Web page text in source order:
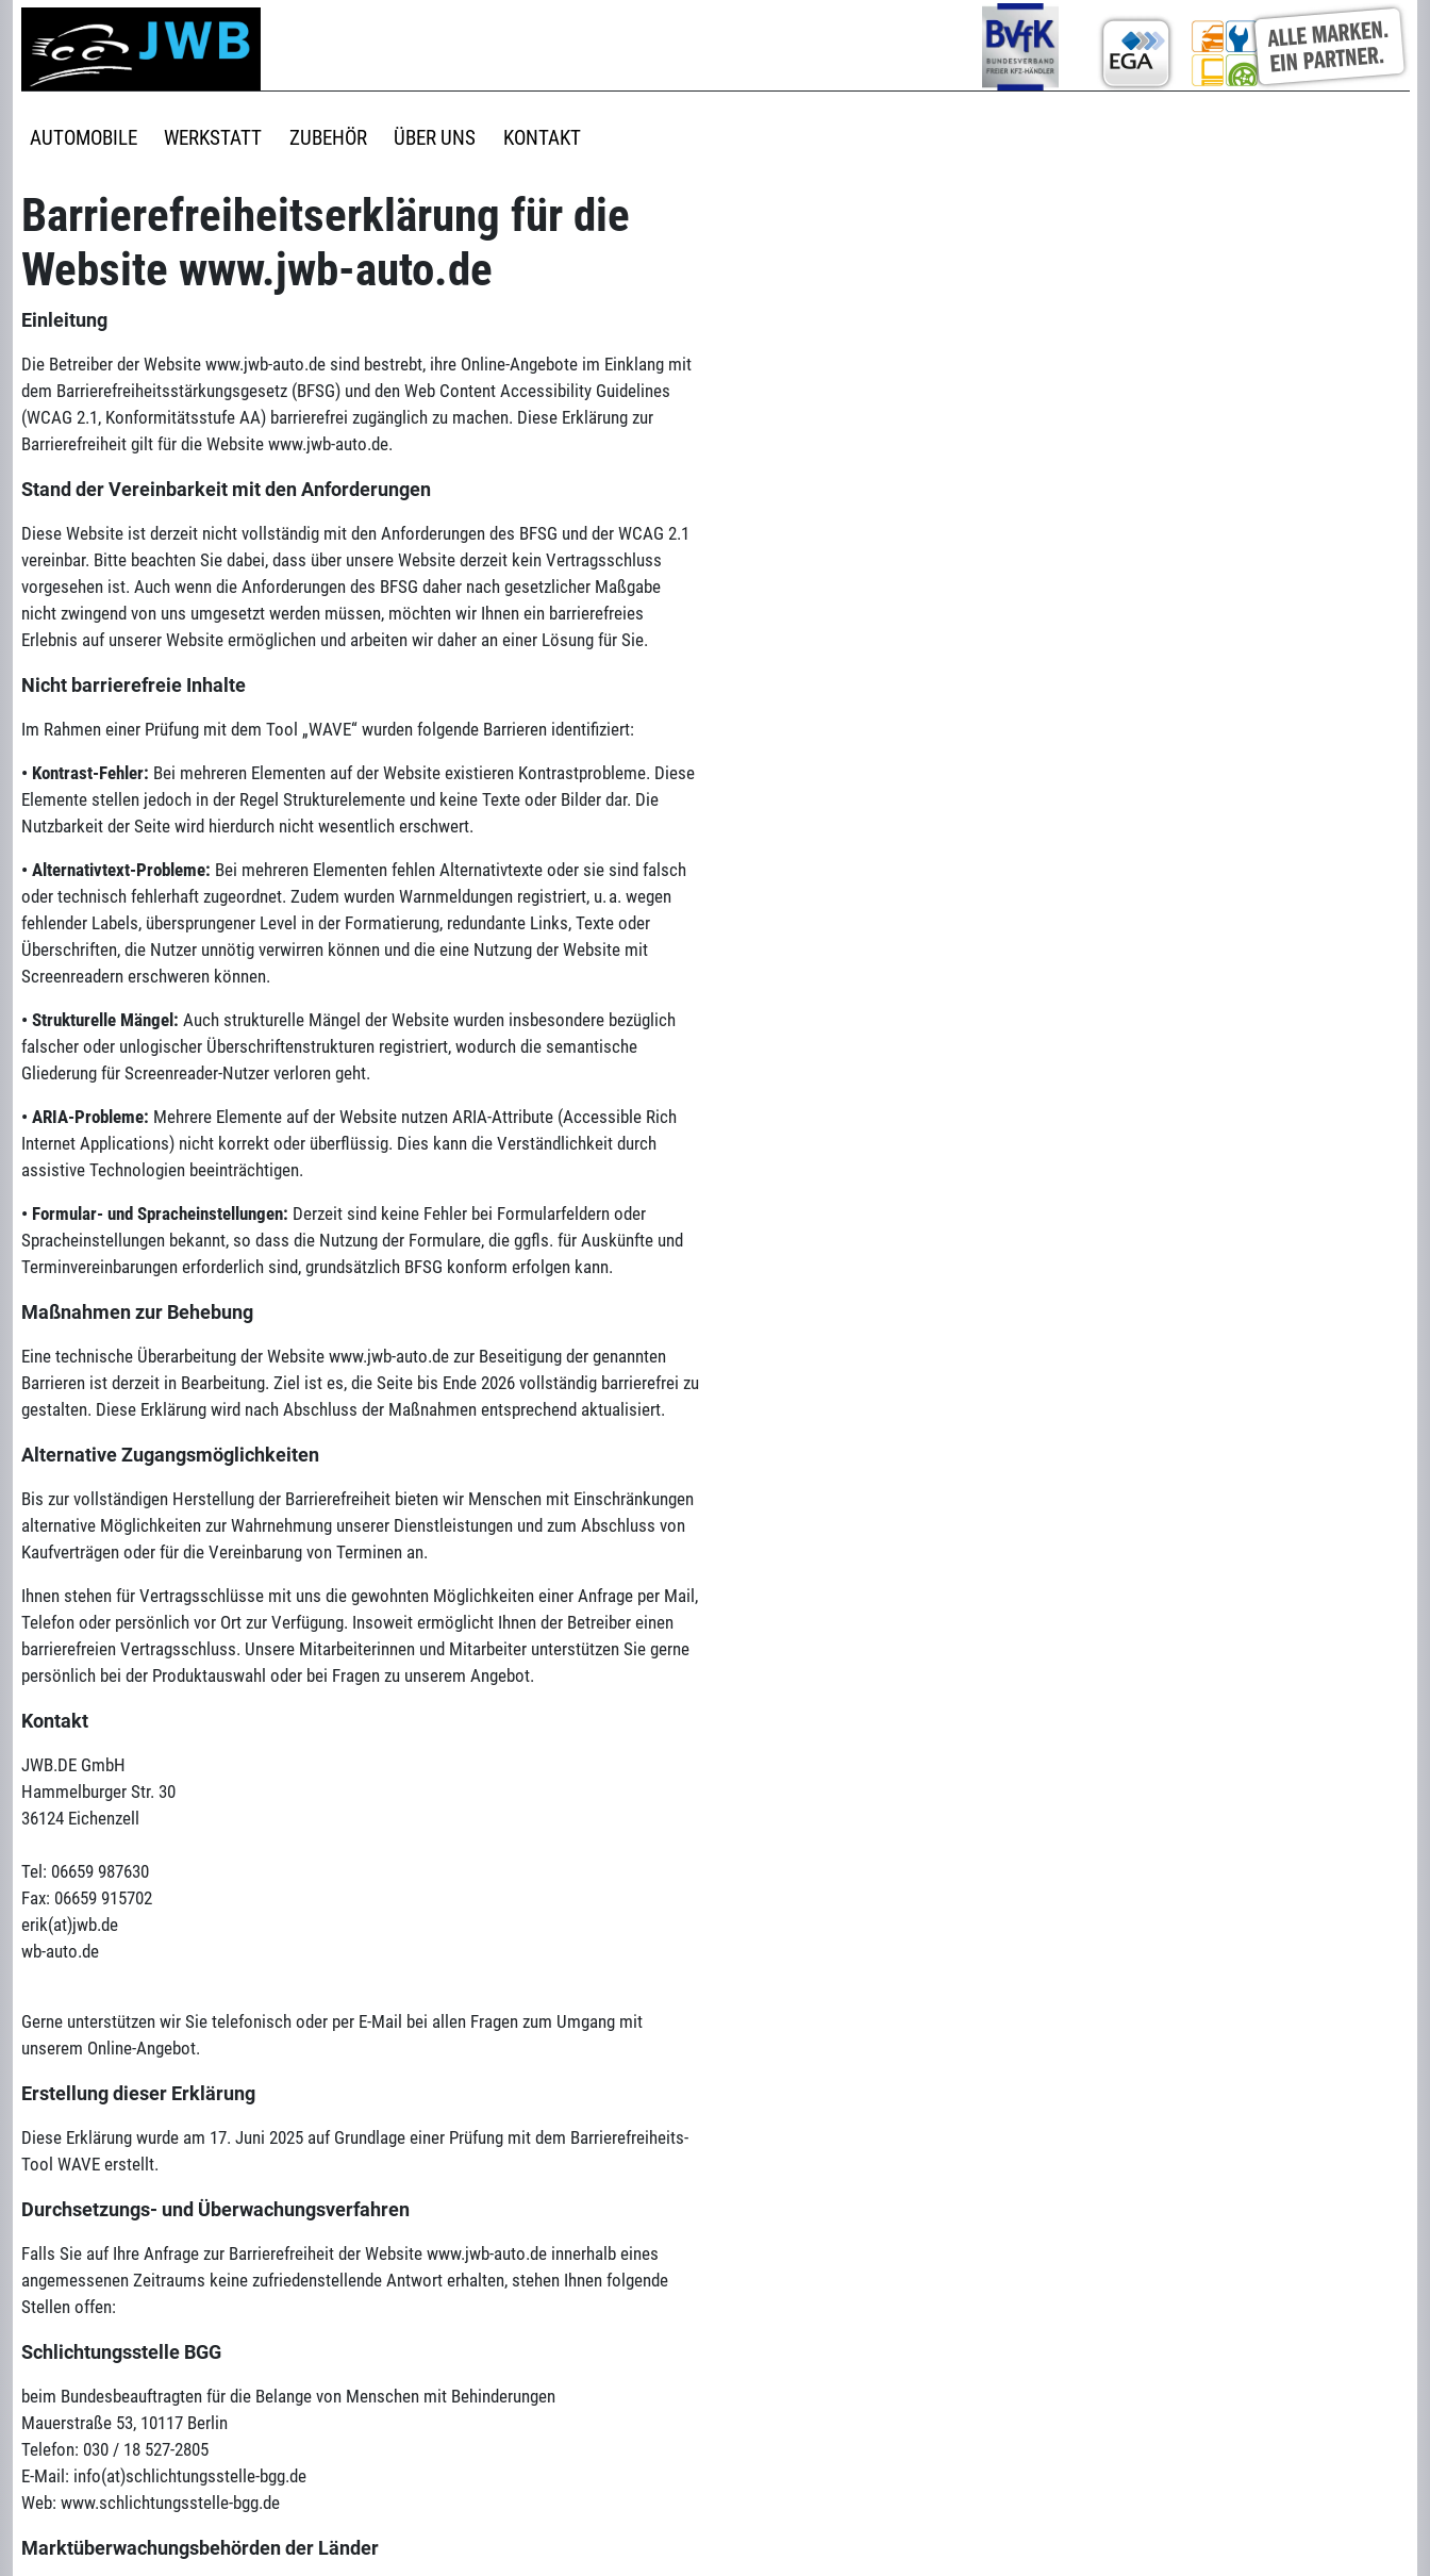
AUTOMOBILE WERKSTATT ZUBEHÖR ÜBER UNS KONTAKT
Barrierefreiheitserklärung für die
Website www.jwb-auto.de
Einleitung
Die Betreiber der Website www.jwb-auto.de sind bestrebt, ihre Online-Angebote im Einklang mit
dem Barrierefreiheitsstärkungsgesetz (BFSG) und den Web Content Accessibility Guidelines
(WCAG 2.1, Konformitätsstufe AA) barrierefrei zugänglich zu machen. Diese Erklärung zur
Barrierefreiheit gilt für die Website www.jwb-auto.de.
Stand der Vereinbarkeit mit den Anforderungen
Diese Website ist derzeit nicht vollständig mit den Anforderungen des BFSG und der WCAG 2.1
vereinbar. Bitte beachten Sie dabei, dass über unsere Website derzeit kein Vertragsschluss
vorgesehen ist. Auch wenn die Anforderungen des BFSG daher nach gesetzlicher Maßgabe
nicht zwingend von uns umgesetzt werden müssen, möchten wir Ihnen ein barrierefreies
Erlebnis auf unserer Website ermöglichen und arbeiten wir daher an einer Lösung für Sie.
Nicht barrierefreie Inhalte
Im Rahmen einer Prüfung mit dem Tool „WAVE“ wurden folgende Barrieren identifiziert:
• Kontrast-Fehler: Bei mehreren Elementen auf der Website existieren Kontrastprobleme. Diese
Elemente stellen jedoch in der Regel Strukturelemente und keine Texte oder Bilder dar. Die
Nutzbarkeit der Seite wird hierdurch nicht wesentlich erschwert.
• Alternativtext-Probleme: Bei mehreren Elementen fehlen Alternativtexte oder sie sind falsch
oder technisch fehlerhaft zugeordnet. Zudem wurden Warnmeldungen registriert, u. a. wegen
fehlender Labels, übersprungener Level in der Formatierung, redundante Links, Texte oder
Überschriften, die Nutzer unnötig verwirren können und die eine Nutzung der Website mit
Screenreadern erschweren können.
• Strukturelle Mängel: Auch strukturelle Mängel der Website wurden insbesondere bezüglich
falscher oder unlogischer Überschriftenstrukturen registriert, wodurch die semantische
Gliederung für Screenreader-Nutzer verloren geht.
• ARIA-Probleme: Mehrere Elemente auf der Website nutzen ARIA-Attribute (Accessible Rich
Internet Applications) nicht korrekt oder überflüssig. Dies kann die Verständlichkeit durch
assistive Technologien beeinträchtigen.
• Formular- und Spracheinstellungen: Derzeit sind keine Fehler bei Formularfeldern oder
Spracheinstellungen bekannt, so dass die Nutzung der Formulare, die ggfls. für Auskünfte und
Terminvereinbarungen erforderlich sind, grundsätzlich BFSG konform erfolgen kann.
Maßnahmen zur Behebung
Eine technische Überarbeitung der Website www.jwb-auto.de zur Beseitigung der genannten
Barrieren ist derzeit in Bearbeitung. Ziel ist es, die Seite bis Ende 2026 vollständig barrierefrei zu
gestalten. Diese Erklärung wird nach Abschluss der Maßnahmen entsprechend aktualisiert.
Alternative Zugangsmöglichkeiten
Bis zur vollständigen Herstellung der Barrierefreiheit bieten wir Menschen mit Einschränkungen
alternative Möglichkeiten zur Wahrnehmung unserer Dienstleistungen und zum Abschluss von
Kaufverträgen oder für die Vereinbarung von Terminen an.
Ihnen stehen für Vertragsschlüsse mit uns die gewohnten Möglichkeiten einer Anfrage per Mail,
Telefon oder persönlich vor Ort zur Verfügung. Insoweit ermöglicht Ihnen der Betreiber einen
barrierefreien Vertragsschluss. Unsere Mitarbeiterinnen und Mitarbeiter unterstützen Sie gerne
persönlich bei der Produktauswahl oder bei Fragen zu unserem Angebot.
Kontakt
JWB.DE GmbH
Hammelburger Str. 30
36124 Eichenzell
Tel: 06659 987630
Fax: 06659 915702
erik(at)jwb.de
wb-auto.de
Gerne unterstützen wir Sie telefonisch oder per E-Mail bei allen Fragen zum Umgang mit
unserem Online-Angebot.
Erstellung dieser Erklärung
Diese Erklärung wurde am 17. Juni 2025 auf Grundlage einer Prüfung mit dem Barrierefreiheits-
Tool WAVE erstellt.
Durchsetzungs- und Überwachungsverfahren
Falls Sie auf Ihre Anfrage zur Barrierefreiheit der Website www.jwb-auto.de innerhalb eines
angemessenen Zeitraums keine zufriedenstellende Antwort erhalten, stehen Ihnen folgende
Stellen offen:
Schlichtungsstelle BGG
beim Bundesbeauftragten für die Belange von Menschen mit Behinderungen
Mauerstraße 53, 10117 Berlin
Telefon: 030 / 18 527-2805
E-Mail: info(at)schlichtungsstelle-bgg.de
Web: www.schlichtungsstelle-bgg.de
Marktüberwachungsbehörden der Länder